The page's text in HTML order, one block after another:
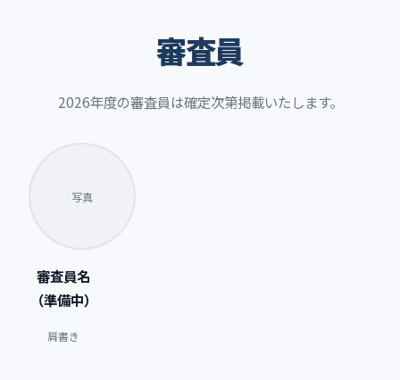
審査員
2026年度の審査員は確定次第掲載いたします。
写真
審査員名
（準備中）
肩書き